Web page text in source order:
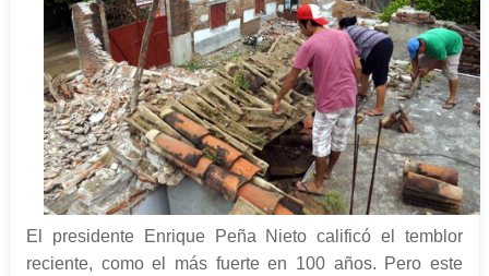
El presidente Enrique Peña Nieto calificó el temblor
reciente, como el más fuerte en 100 años. Pero este